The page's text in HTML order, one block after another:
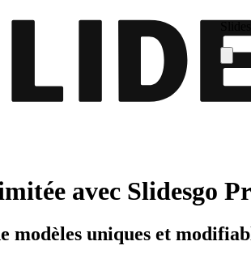
avec Slidesgo
modèles uniques et